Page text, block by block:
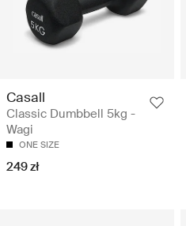
Casall
Classic Dumbbell 5kg -
Wagi
ONE SIZE
249 zł